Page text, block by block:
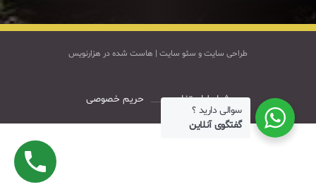
طراحی سایتو سئو سایت | هاست شده در هزارنویس
حریم خصوصی
شرایط استفاده
سوالی دارید ؟
گفتگوی آنلاین